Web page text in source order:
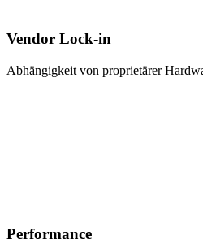
Vendor Lock-in
Abhängigkeit von proprietärer
Performance